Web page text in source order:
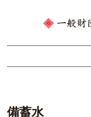
備蓄水